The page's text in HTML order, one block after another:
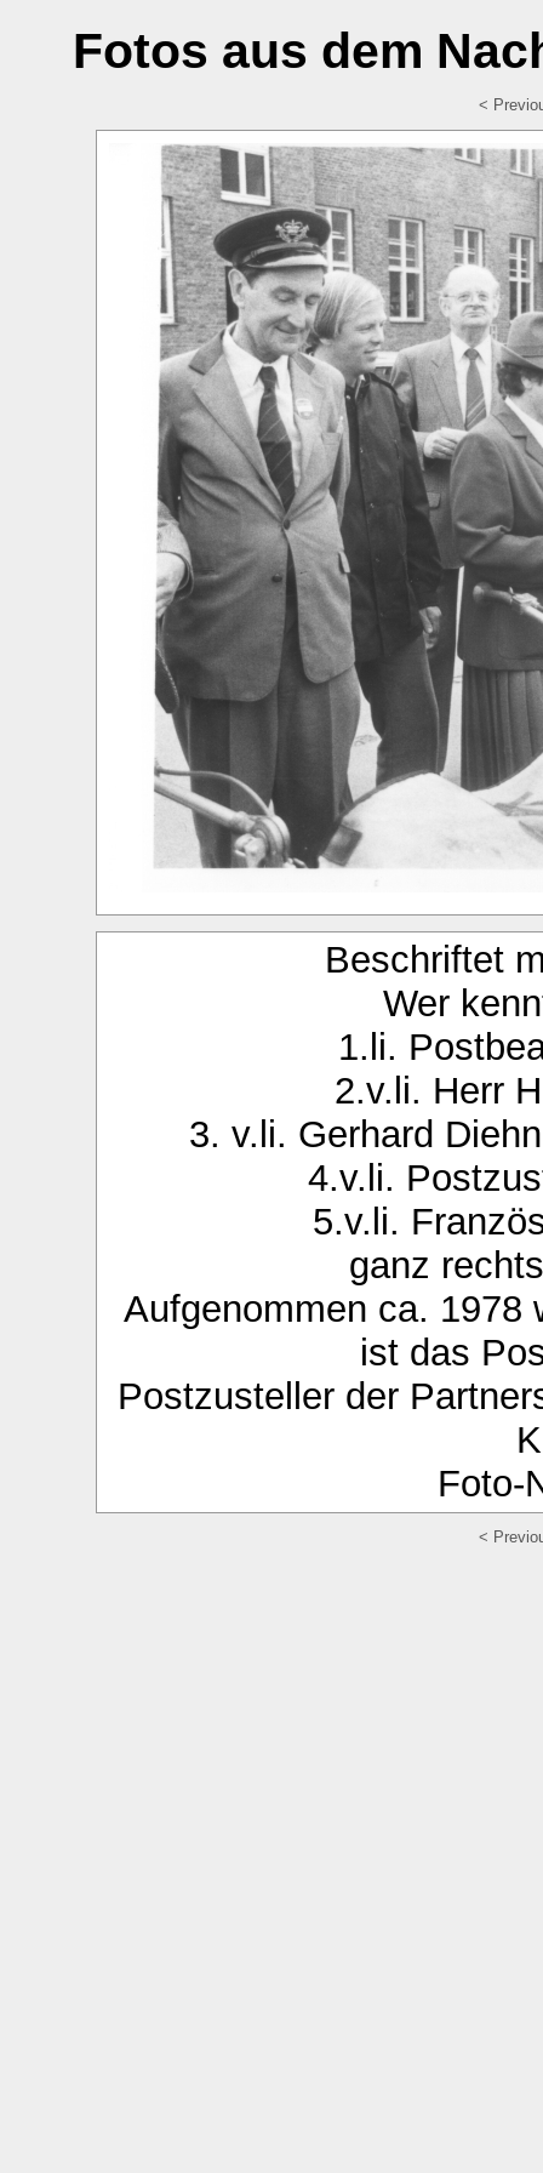
Fotos aus dem
<
Beschriftet
Wer
1.li.
2.v.li. Herr
3. v.li. Gerhard
4.v.li.
5.v.li.
ganz
Aufgenommen ca. 1978
ist das
Postzusteller der
Foto-
<